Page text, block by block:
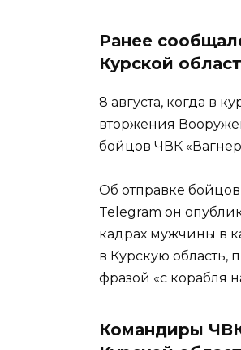
Ранее
Курской
8 августа, когда в
вторжения
бойцов ЧВК
Об отправке
Telegram он
кадрах мужчины в
в Курскую область,
фразой «с корабля
Командиры ЧВК